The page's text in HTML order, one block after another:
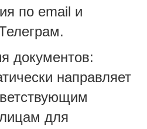
по email и
документов:
направляет
для